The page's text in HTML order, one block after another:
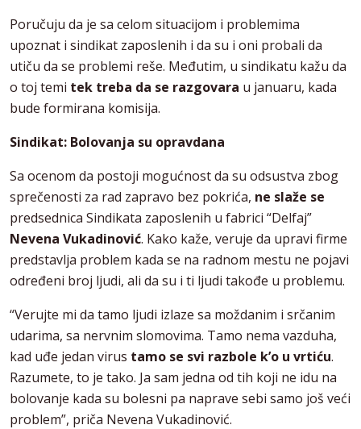
Poručuju da je sa celom situacijom i problemima
upoznat i sindikat zaposlenih i da su i oni probali da
utiču da se problemi reše. Međutim, u sindikatu kažu da
o toj temi tek treba da se razgovara u januaru, kada
bude formirana komisija.
Sindikat: Bolovanja su opravdana
Sa ocenom da postoji mogućnost da su odsustva zbog
sprečenosti za rad zapravo bez pokrića, ne slaže se
predsednica Sindikata zaposlenih u fabrici “Delfaj”
Nevena Vukadinović. Kako kaže, veruje da upravi firme
predstavlja problem kada se na radnom mestu ne pojavi
određeni broj ljudi, ali da su i ti ljudi takođe u problemu.
“Verujte mi da tamo ljudi izlaze sa moždanim i srčanim
udarima, sa nervnim slomovima. Tamo nema vazduha,
kad uđe jedan virus tamo se svi razbole k’o u vrtiću.
Razumete, to je tako. Ja sam jedna od tih koji ne idu na
bolovanje kada su bolesni pa naprave sebi samo još veći
problem”, priča Nevena Vukadinović.